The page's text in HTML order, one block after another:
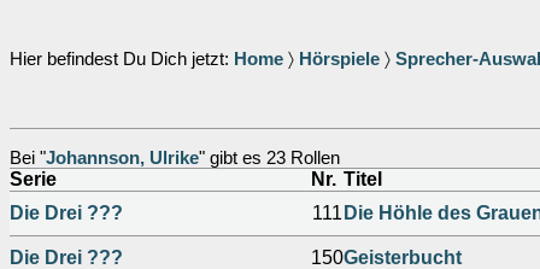
Hier befindest Du Dich jetzt: Home 〉 Hörspiele 〉 Sprecher-
Bei "Johannson, Ulrike" gibt es 23 Rollen
Serie Nr. Titel
Die Drei ???
111 Die Höhle des
Die Drei ??? 150Geisterbucht